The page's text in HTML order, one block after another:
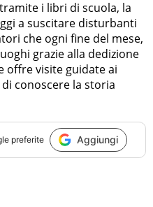
i libri di scuola, la
a suscitare disturbanti
che ogni fine del mese,
grazie alla dedizione
offre visite guidate ai
conoscere la storia
preferite Aggiungi